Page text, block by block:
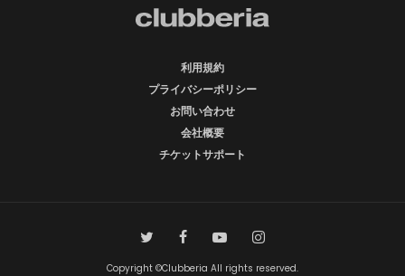
利用規約
プライバシーポリシー
お問い合わせ
会社概要
チケットサポート
Copyright ©Clubberia All rights reserved.